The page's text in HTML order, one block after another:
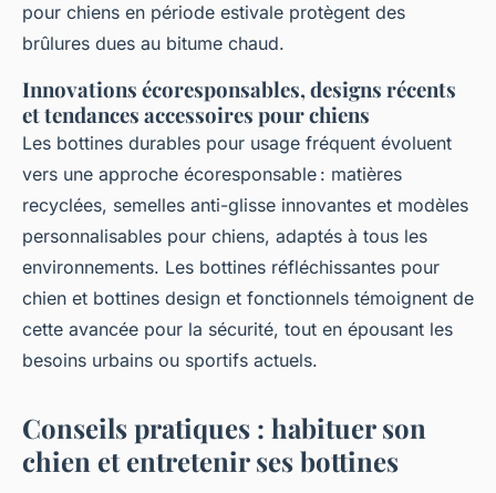
pour chiens en période estivale protègent des
brûlures dues au bitume chaud.
Innovations écoresponsables, designs récents
et tendances accessoires pour chiens
Les bottines durables pour usage fréquent évoluent
vers une approche écoresponsable : matières
recyclées, semelles anti-glisse innovantes et modèles
personnalisables pour chiens, adaptés à tous les
environnements. Les bottines réfléchissantes pour
chien et bottines design et fonctionnels témoignent de
cette avancée pour la sécurité, tout en épousant les
besoins urbains ou sportifs actuels.
Conseils pratiques : habituer son
chien et entretenir ses bottines